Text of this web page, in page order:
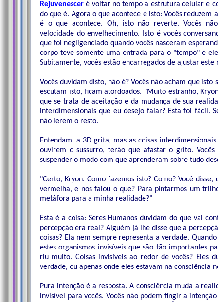
Rejuvenescer é voltar no tempo a estrutura celular e
do que é. Agora o que acontece é isto: Vocês reduzem
é o que acontece. Oh, isto não reverte. Vocês
velocidade do envelhecimento. Isto é vocês
que foi negligenciado quando vocês nasceram
corpo teve somente uma entrada para o "tempo" e
Subitamente, vocês estão encarregados de ajustar este
Vocês duvidam disto, não é? Vocês não acham que
escutam isto, ficam atordoados. "Muito estranho,
que se trata de aceitação e da mudança de sua
interdimensionais que eu desejo falar? Esta foi fácil.
não lerem o resto.
Entendam, a 3D grita, mas as coisas
ouvirem o sussurro, terão que afastar o grito.
suspender o modo com que aprenderam sobre tudo
"Certo, Kryon. Como fazemos isto? Como? Você
vermelha, e nos falou o que? Para pintarmos um
metáfora para a minha realidade?"
Esta é a coisa: Seres Humanos duvidam do que vai
percepção era real? Alguém já lhe disse que a
coisas? Ela nem sempre representa a verdade.
estes organismos invisíveis que são tão importantes
riu muito. Coisas invisíveis ao redor de vocês? Eles
verdade, ou apenas onde eles estavam na consciência
Pura intenção é a resposta. A consciência muda a
invisível para vocês. Vocês não podem fingir a